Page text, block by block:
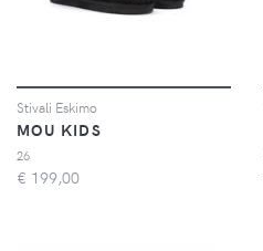
Stivali Eskimo
MOU KIDS
26
€ 199,00